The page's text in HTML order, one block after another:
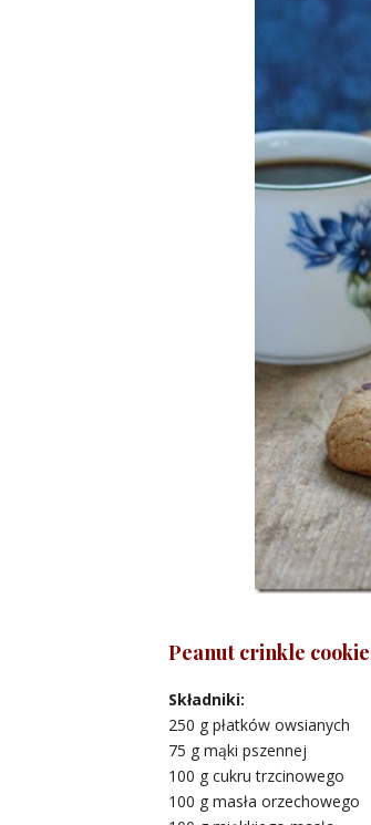
Peanut crinkle
Składniki:
250 g płatków owsianych
75 g mąki pszennej
100 g cukru trzcinowego
100 g masła orzechowego